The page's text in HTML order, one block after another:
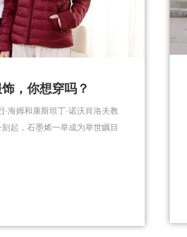
，你想穿吗？
海姆和康斯坦丁·诺沃肖洛夫教
起，石墨烯一举成为举世瞩目
大量资金的投入和较长周期的
容易发热和过滤，所以...